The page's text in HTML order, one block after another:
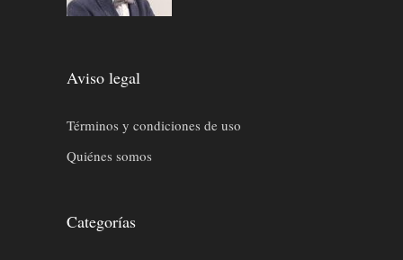
Aviso legal
Términos y condiciones de uso
Quiénes somos
Categorías